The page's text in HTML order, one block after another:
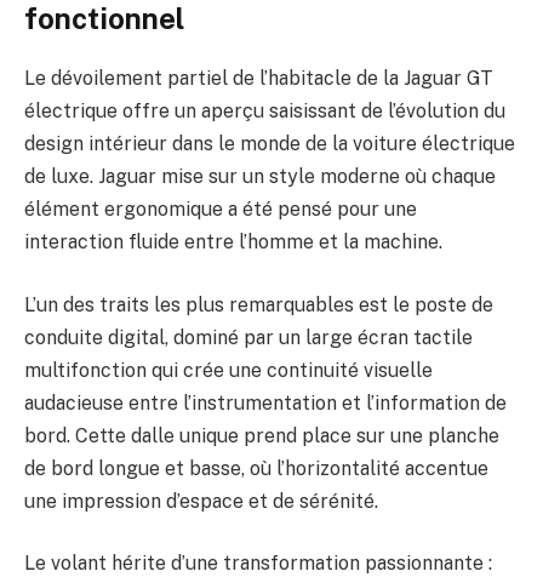
fonctionnel
Le dévoilement partiel de l’habitacle de la Jaguar GT
électrique offre un aperçu saisissant de l’évolution du
design intérieur dans le monde de la voiture électrique
de luxe. Jaguar mise sur un style moderne où chaque
élément ergonomique a été pensé pour une
interaction fluide entre l’homme et la machine.
L’un des traits les plus remarquables est le poste de
conduite digital, dominé par un large écran tactile
multifonction qui crée une continuité visuelle
audacieuse entre l’instrumentation et l’information de
bord. Cette dalle unique prend place sur une planche
de bord longue et basse, où l’horizontalité accentue
une impression d’espace et de sérénité.
Le volant hérite d’une transformation passionnante :